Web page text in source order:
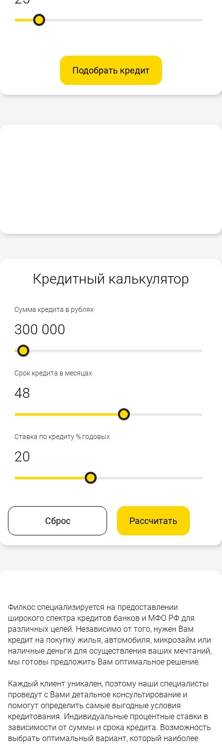
Подобрать кредит
Кредитный калькулятор
Сумма кредита в рублях
Срок кредита в месяцах
Ставка по кредиту % годовых
Сброс Рассчитать
Филкос специализируется на предоставлении
широкого спектра кредитов банков и МФО РФ для
различных целей. Независимо от того, нужен Вам
кредит на покупку жилья, автомобиля, микрозайм или
наличные деньги для осуществления ваших мечтаний,
мы готовы предложить Вам оптимальное решение.
Каждый клиент уникален, поэтому наши специалисты
проведут с Вами детальное консультирование и
помогут определить самые выгодные условия
кредитования. Индивидуальные процентные ставки в
зависимости от суммы и срока кредита. Возможность
выбрать оптимальный вариант, который наиболее